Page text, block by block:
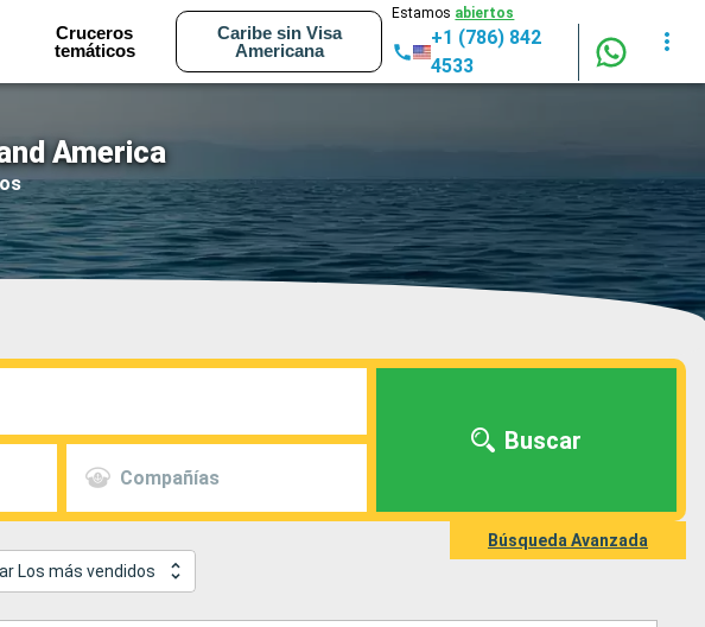
Cruceros
temáticos
Caribe sin Visa
Americana
Estamos abiertos
+1 (786) 842
4533
America
Compañías
Buscar
Búsqueda Avanzada
Los más vendidos